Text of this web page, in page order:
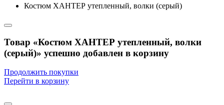
Костюм ХАНТЕР утепленный, волки (серый)
Товар «Костюм ХАНТЕР утепленный, волки
(серый)» успешно добавлен в корзину
Продолжить покупки
Перейти в корзину